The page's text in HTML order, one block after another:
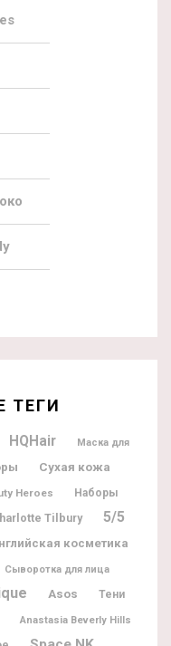
ТЕГИ
HQHair Маска для
Сухая кожа
Heroes Наборы
Tilbury 5/5
косметика
Сыворотка для лица
Asos Тени
Anastasia Beverly Hills